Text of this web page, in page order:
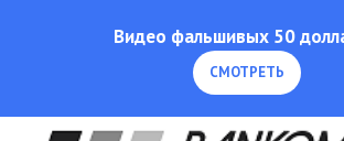
Видео фальшивых 50
СМОТРЕТЬ